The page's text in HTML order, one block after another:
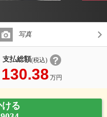
写真
支払総額(税込)
130.38 万円
る